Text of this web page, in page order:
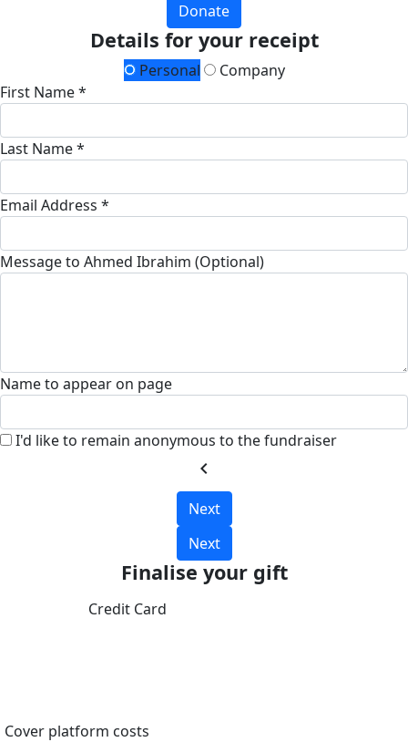
Donate
Details for your receipt
Personal
Company
First Name *
Last Name *
Email Address *
Message to Ahmed Ibrahim (Optional)
Name to appear on page
I'd like to remain anonymous to the fundraiser
chevron_left
Next
Next
Finalise your gift
Credit Card
Cover platform costs